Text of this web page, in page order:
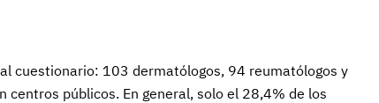
cuestionario: 103 dermatólogos, 94 reumatólogos y
centros públicos. En general, solo el 28,4% de los